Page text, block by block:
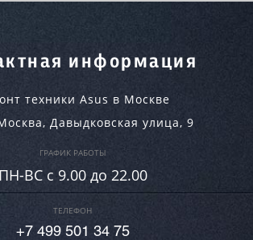
информация
техники Asus в Москве
, Давыдковская улица, 9
ГРАФИК РАБОТЫ
ПН-ВC c 9.00 до 22.00
ТЕЛЕФОН
+7 499 501 34 75